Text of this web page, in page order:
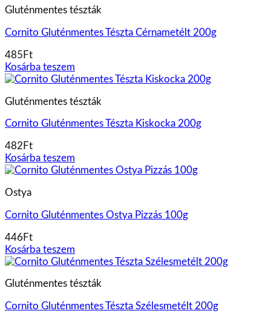
Gluténmentes tészták
Cornito Gluténmentes Tészta Cérnametélt 200g
485 Ft
Kosárba teszem
Gluténmentes tészták
Cornito Gluténmentes Tészta Kiskocka 200g
482 Ft
Kosárba teszem
Ostya
Cornito Gluténmentes Ostya Pizzás 100g
446 Ft
Kosárba teszem
Gluténmentes tészták
Cornito Gluténmentes Tészta Szélesmetélt 200g